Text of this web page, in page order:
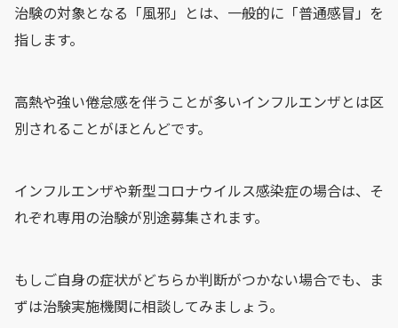
治験の対象となる「風邪」とは、一般的に「普通感冒」を
指します。
高熱や強い倦怠感を伴うことが多いインフルエンザとは区
別されることがほとんどです。
インフルエンザや新型コロナウイルス感染症の場合は、そ
れぞれ専用の治験が別途募集されます。
もしご自身の症状がどちらか判断がつかない場合でも、ま
ずは治験実施機関に相談してみましょう。